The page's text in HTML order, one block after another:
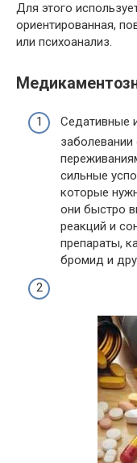
Для этого
ориентированная,
или психоанализ.
Седативные
заболевании
сильные
которые
они быстро
реакций и
препараты,
бромид и